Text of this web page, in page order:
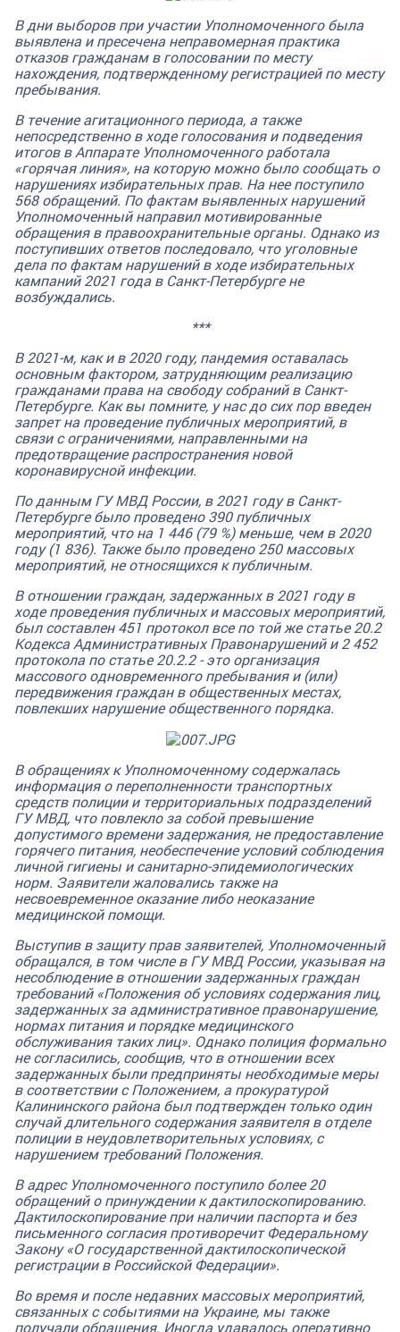
В дни выборов при участии Уполномоченного была
выявлена и пресечена неправомерная практика
отказов гражданам в голосовании по месту
нахождения, подтвержденному регистрацией по месту
пребывания.
В течение агитационного периода, а также
непосредственно в ходе голосования и подведения
итогов в Аппарате Уполномоченного работала
«горячая линия», на которую можно было сообщать о
нарушениях избирательных прав. На нее поступило
568 обращений. По фактам выявленных нарушений
Уполномоченный направил мотивированные
обращения в правоохранительные органы. Однако из
поступивших ответов последовало, что уголовные
дела по фактам нарушений в ходе избирательных
кампаний 2021 года в Санкт-Петербурге не
возбуждались.
***
В 2021-м, как и в 2020 году, пандемия оставалась
основным фактором, затрудняющим реализацию
гражданами права на свободу собраний в Санкт-
Петербурге. Как вы помните, у нас до сих пор введен
запрет на проведение публичных мероприятий, в
связи с ограничениями, направленными на
предотвращение распространения новой
коронавирусной инфекции.
По данным ГУ МВД России, в 2021 году в Санкт-
Петербурге было проведено 390 публичных
мероприятий, что на 1 446 (79 %) меньше, чем в 2020
году (1 836). Также было проведено 250 массовых
мероприятий, не относящихся к публичным.
В отношении граждан, задержанных в 2021 году в
ходе проведения публичных и массовых мероприятий,
был составлен 451 протокол все по той же статье 20.2
Кодекса Административных Правонарушений и 2 452
протокола по статье 20.2.2 - это организация
массового одновременного пребывания и (или)
передвижения граждан в общественных местах,
повлекших нарушение общественного порядка.
В обращениях к Уполномоченному содержалась
информация о переполненности транспортных
средств полиции и территориальных подразделений
ГУ МВД, что повлекло за собой превышение
допустимого времени задержания, не предоставление
горячего питания, необеспечение условий соблюдения
личной гигиены и санитарно-эпидемиологических
норм. Заявители жаловались также на
несвоевременное оказание либо неоказание
медицинской помощи.
Выступив в защиту прав заявителей, Уполномоченный
обращался, в том числе в ГУ МВД России, указывая на
несоблюдение в отношении задержанных граждан
требований «Положения об условиях содержания лиц,
задержанных за административное правонарушение,
нормах питания и порядке медицинского
обслуживания таких лиц». Однако полиция формально
не согласились, сообщив, что в отношении всех
задержанных были предприняты необходимые меры
в соответствии с Положением, а прокуратурой
Калининского района был подтвержден только один
случай длительного содержания заявителя в отделе
полиции в неудовлетворительных условиях, с
нарушением требований Положения.
В адрес Уполномоченного поступило более 20
обращений о принуждении к дактилоскопированию.
Дактилоскопирование при наличии паспорта и без
письменного согласия противоречит Федеральному
Закону «О государственной дактилоскопической
регистрации в Российской Федерации».
Во время и после недавних массовых мероприятий,
связанных с событиями на Украине, мы также
получали обращения. Иногда удавалось оперативно